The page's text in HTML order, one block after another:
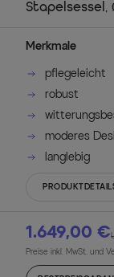
Stapelsessel,
Merkmale
pflegeleicht
robust
moderes
langlebig
1.649,00 €
Preise inkl. MwSt. und